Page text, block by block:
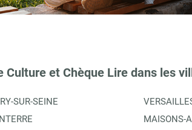
Culture et Chèque Lire dans les
SUR-SEINE
MAISONS-